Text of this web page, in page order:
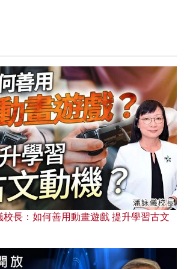
長：如何善用動畫遊戲 提升學習古文